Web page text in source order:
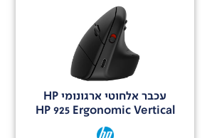
עכבר אלחוטי ארגונומי HP
HP 925 Ergonomic Vertical